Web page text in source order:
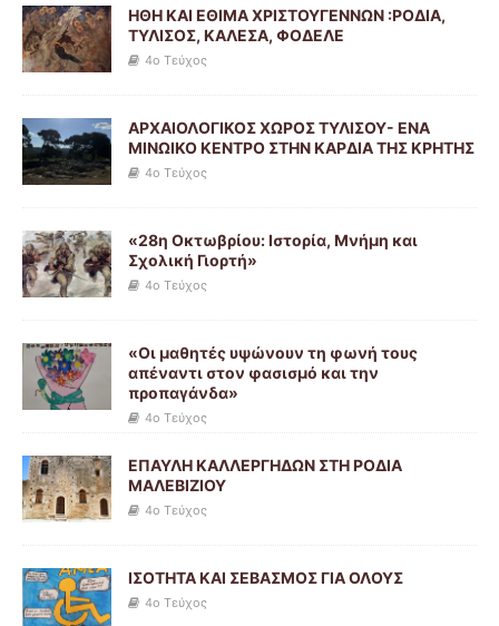
ΗΘΗ ΚΑΙ ΕΘΙΜΑ ΧΡΙΣΤΟΥΓΕΝΝΩΝ :ΡΟΔΙΑ,
ΤΥΛΙΣΟΣ, ΚΑΛΕΣΑ, ΦΟΔΕΛΕ
4ο Τεύχος
ΑΡΧΑΙΟΛΟΓΙΚΟΣ ΧΩΡΟΣ ΤΥΛΙΣΟΥ- ΕΝΑ
ΜΙΝΩΙΚΟ ΚΕΝΤΡΟ ΣΤΗΝ ΚΑΡΔΙΑ ΤΗΣ ΚΡΗΤΗΣ
4ο Τεύχος
«28η Οκτωβρίου: Ιστορία, Μνήμη και
Σχολική Γιορτή»
4ο Τεύχος
«Οι μαθητές υψώνουν τη φωνή τους
απέναντι στον φασισμό και την
προπαγάνδα»
4ο Τεύχος
ΕΠΑΥΛΗ ΚΑΛΛΕΡΓΗΔΩΝ ΣΤΗ ΡΟΔΙΑ
ΜΑΛΕΒΙΖΙΟΥ
4ο Τεύχος
ΙΣΟΤΗΤΑ ΚΑΙ ΣΕΒΑΣΜΟΣ ΓΙΑ ΟΛΟΥΣ
4ο Τεύχος